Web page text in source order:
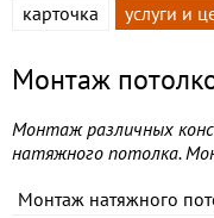
карточка услуги и
Монтаж
Монтаж различных
натяжного потолка.
Монтаж натяжного